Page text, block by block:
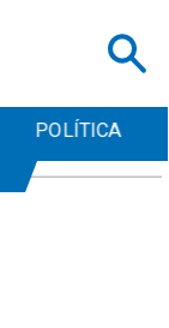
POLÍTICA